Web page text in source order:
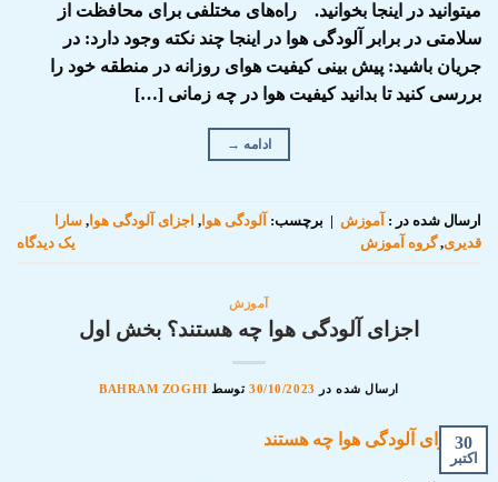
میتوانید در اینجا بخوانید. راه‌های مختلفی برای محافظت از
سلامتی در برابر آلودگی هوا در اینجا چند نکته وجود دارد: در
جریان باشید: پیش بینی کیفیت هوای روزانه در منطقه خود را
بررسی کنید تا بدانید کیفیت هوا در چه زمانی […]
ادامه →
ارسال شده در : آموزش | برچسب: آلودگی هوا , اجزای آلودگی هوا , سارا
قدیری,گروه آموزش یک دیدگاه
آموزش
اجزای آلودگی هوا چه هستند؟ بخش اول
ارسال شده در 30/10/2023 توسط BAHRAM ZOGHI
30
اکتبر